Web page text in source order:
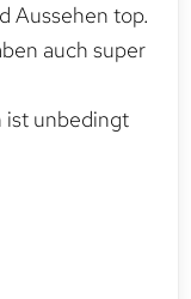
Aussehen top.
auch super
ist unbedingt